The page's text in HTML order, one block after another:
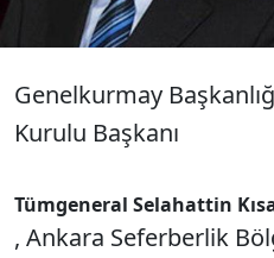
Genelkurmay
Kurulu Başkanı
Tümgeneral Selahattin
, Ankara Seferberlik